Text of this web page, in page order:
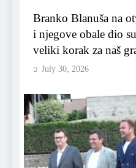
Branko Blanuša na
i njegove obale dio
veliki korak za naš
July 30, 2026